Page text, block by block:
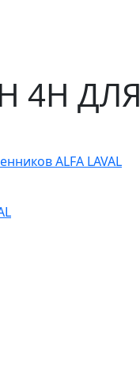
4H ДЛЯ
ALFA LAVAL